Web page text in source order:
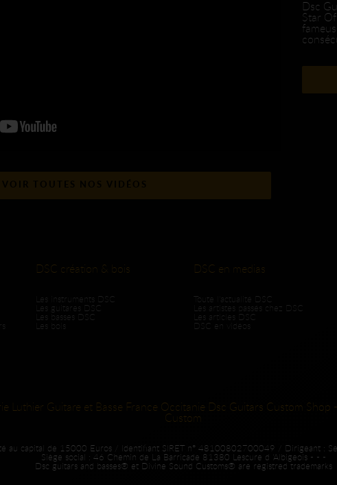
Dsc
Star
DSC création & bois
Les instruments DSC
Les guitares DSC
Les basses DSC
Les bois
DSC en medias
Toute l'actualité DSC
Les artistes passés chez DSC
Les articles DSC
DSC en vidéos
Luthier Guitare et Basse France Occitanie Dsc Guitars Custom Shop
Custom
au capital de 15000 Euros / Identifiant SIRET n° 48100802700049 / Dirigeant :
Siège social : 46 Chemin de La Barricade 81380 Lescure d 'Albigeois - - -
Dsc guitars and basses® et Divine Sound Customs® are registred trademarks